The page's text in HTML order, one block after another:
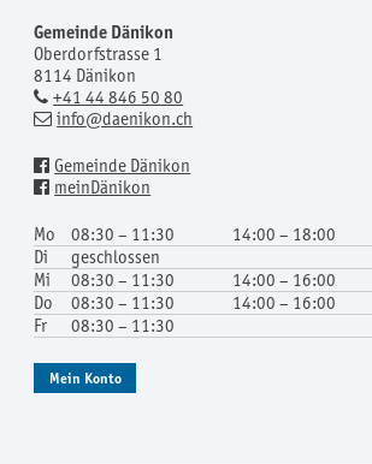
Gemeinde Dänikon
Oberdorfstrasse 1
8114 Dänikon
+41 44 846 50 80
info@daenikon.ch
Gemeinde Dänikon
meinDänikon
Mo 08:30 – 11:30
14:00 – 18:00
Di
geschlossen
Mi
08:30 – 11:30
14:00 – 16:00
Do
08:30 – 11:30
14:00 – 16:00
Fr
08:30 – 11:30
Mein Konto